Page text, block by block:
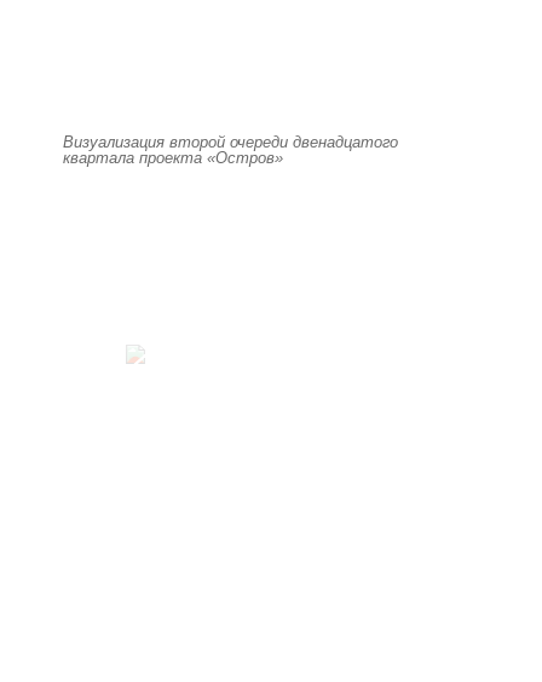
Визуализация второй очереди двенадцатого
квартала проекта «Остров»